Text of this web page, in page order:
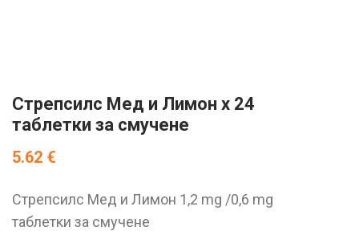
Стрепсилс Мед и Лимон x 24
таблетки за смучене
5.62 €
Стрепсилс Мед и Лимон 1,2 mg /0,6 mg
таблетки за смучене